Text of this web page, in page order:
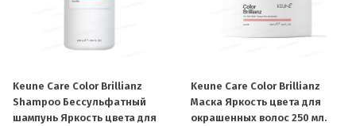
Keune Care Color Brillianz
Shampoo Бессульфатный
шампунь Яркость цвета для
Keune Care Color Brillianz
Маска Яркость цвета для
окрашенных волос 250 мл.